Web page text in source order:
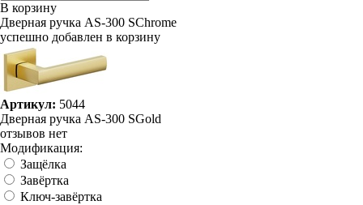
В корзину
Дверная ручка AS-300 SChrome
успешно добавлен в корзину
Артикул: 5044
Дверная ручка AS-300 SGold
отзывов нет
Модификация:
Защёлка
Завёртка
Ключ-завёртка